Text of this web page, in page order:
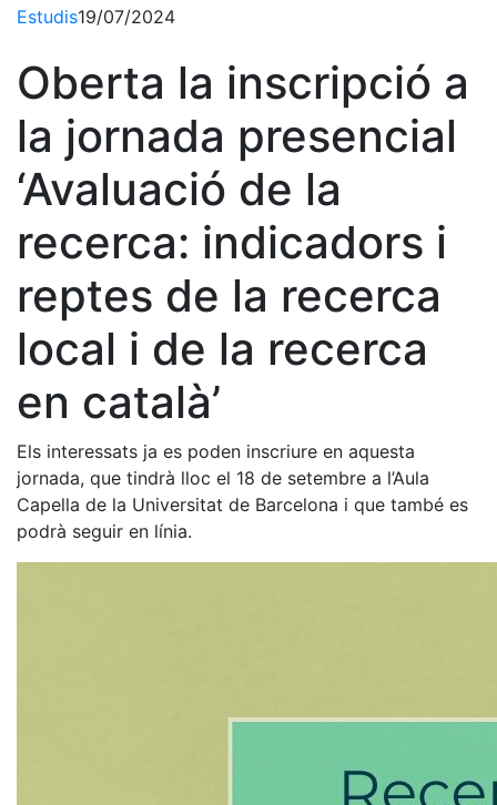
Estudis19/07/2024
Oberta la inscripció a
la jornada presencial
‘Avaluació de la
recerca: indicadors i
reptes de la recerca
local i de la recerca
en català’
Els interessats ja es poden inscriure en aquesta
jornada, que tindrà lloc el 18 de setembre a l’Aula
Capella de la Universitat de Barcelona i que també es
podrà seguir en línia.